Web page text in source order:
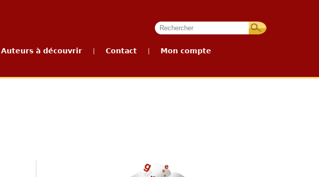
Auteurs à découvrir Contact Mon compte